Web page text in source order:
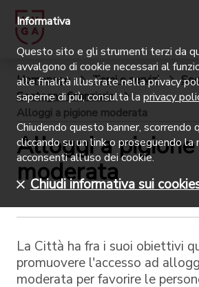
Homepage Temi e servizi
Sostegno finanziario
Alloggi a pigione moderata
Alloggi a pigione
moderata
La Città ha fra i suoi obiettivi
promuovere l'accesso ad
moderata per favorire le
Informativa
Questo sito e gli strumenti terzi da
avvalgono di cookie necessari al
alle finalità illustrate nella privacy
saperne di più, consulta la privacy
Chiudendo questo banner, scorrendo
cliccando su un link o proseguendo la
acconsenti all’uso dei cookie.
Chiudi informativa sui